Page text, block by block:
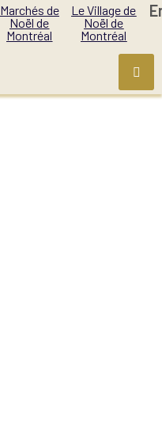
Marchés de
Noël de
Montréal
Le Village de
Noël de
Montréal